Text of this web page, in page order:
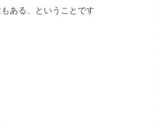
ある、ということです